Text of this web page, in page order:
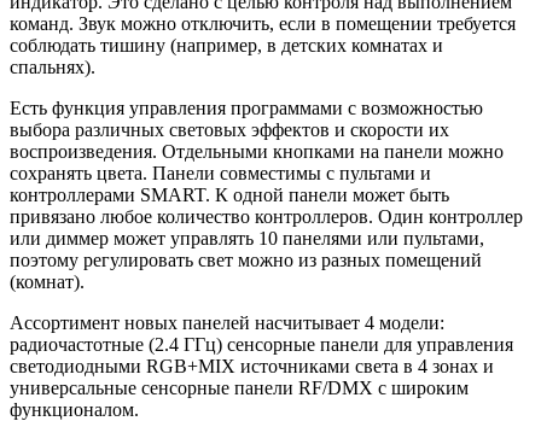
команд. Звук можно отключить, если в помещении требуется
соблюдать тишину (например, в детских комнатах и
спальнях).
Есть функция управления программами с возможностью
выбора различных световых эффектов и скорости их
воспроизведения. Отдельными кнопками на панели можно
сохранять цвета. Панели совместимы с пультами и
контроллерами SMART. К одной панели может быть
привязано любое количество контроллеров. Один контроллер
или диммер может управлять 10 панелями или пультами,
поэтому регулировать свет можно из разных помещений
(комнат).
Ассортимент новых панелей насчитывает 4 модели:
радиочастотные (2.4 ГГц) сенсорные панели для управления
светодиодными RGB+MIX источниками света в 4 зонах и
универсальные сенсорные панели RF/DMX с широким
функционалом.